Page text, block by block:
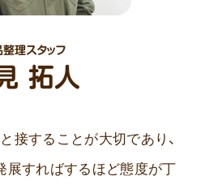
拓人
理スタッフ
接することが大切であり、
展すればするほど態度が丁